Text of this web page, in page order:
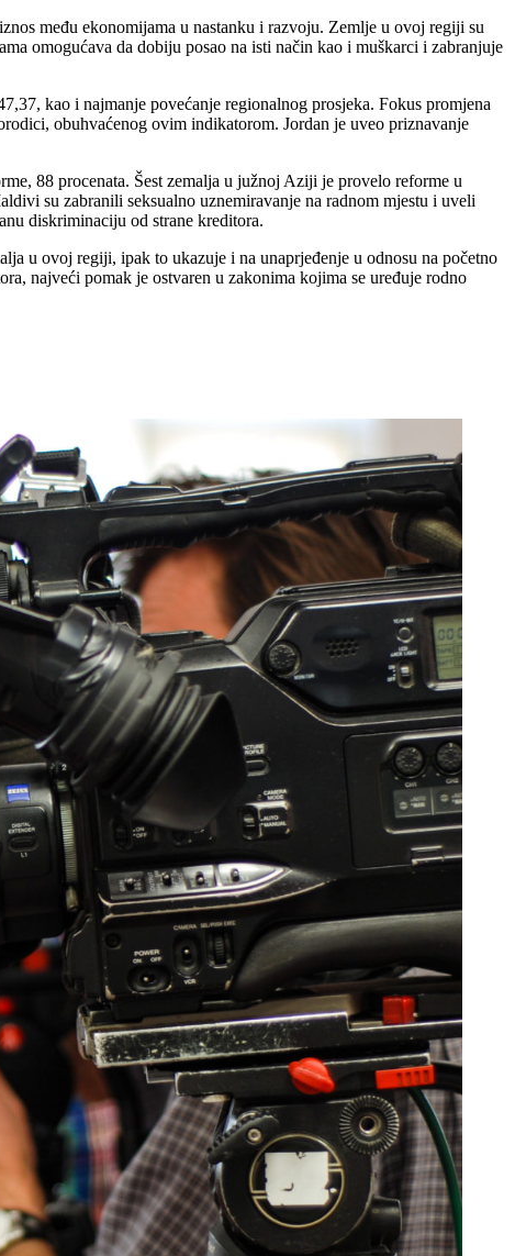
među ekonomijama u nastanku i razvoju. Zemlje u ovoj regiji su
omogućava da dobiju posao na isti način kao i muškarci i zabranjuje
kao i najmanje povećanje regionalnog prosjeka. Fokus promjena
obuhvaćenog ovim indikatorom. Jordan je uveo priznavanje
88 procenata. Šest zemalja u južnoj Aziji je provelo reforme u
su zabranili seksualno uznemiravanje na radnom mjestu i uveli
diskriminaciju od strane kreditora.
u ovoj regiji, ipak to ukazuje i na unaprjeđenje u odnosu na početno
najveći pomak je ostvaren u zakonima kojima se uređuje rodno